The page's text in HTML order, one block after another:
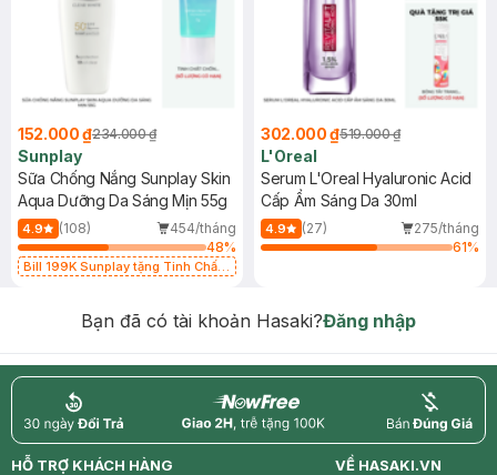
152.000 ₫234.000 ₫
Sunplay
Sữa Chống Nắng Sunplay Skin
Aqua Dưỡng Da Sáng Mịn 55g
4.9 (108)
454/tháng
48%
Bill 199K Sunplay tặng Tinh Chất
302.000 ₫519.000 ₫
L'Oreal
Serum L'Oreal Hyaluronic Acid
Cấp Ẩm Sáng Da 30ml
4.9 (27)
275/tháng
61%
Bạn đã có tài khoản Hasaki?Đăng nhập
return nowfree price
HỖ TRỢ KHÁCH HÀNG
VỀ HASAKI.VN